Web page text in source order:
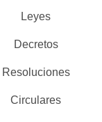
Leyes
Decretos
Resoluciones
Circulares